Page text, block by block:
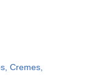
Cremes,